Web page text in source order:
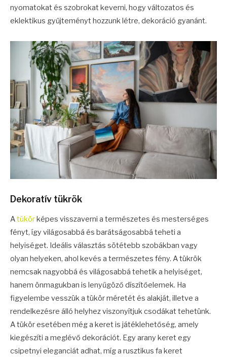
nyomatokat és szobrokat keverni, hogy változatos és
eklektikus gyűjteményt hozzunk létre, dekoráció gyanánt.
Dekoratív tükrök
Atükörképes visszaverni a természetes és mesterséges
fényt, így világosabbá és barátságosabbá teheti a
helyiséget. Ideális választás sötétebb szobákban vagy
olyan helyeken, ahol kevés a természetes fény. A tükrök
nemcsak nagyobbá és világosabbá tehetik a helyiséget,
hanem önmagukban is lenyűgöző díszítőelemek. Ha
figyelembe vesszük a tükör méretét és alakját, illetve a
rendelkezésre álló helyhez viszonyítjuk csodákat tehetünk.
A tükör esetében még a keret is játéklehetőség, amely
kiegészíti a meglévő dekorációt. Egy arany keret egy
csipetnyi eleganciát adhat, míg a rusztikus fa keret